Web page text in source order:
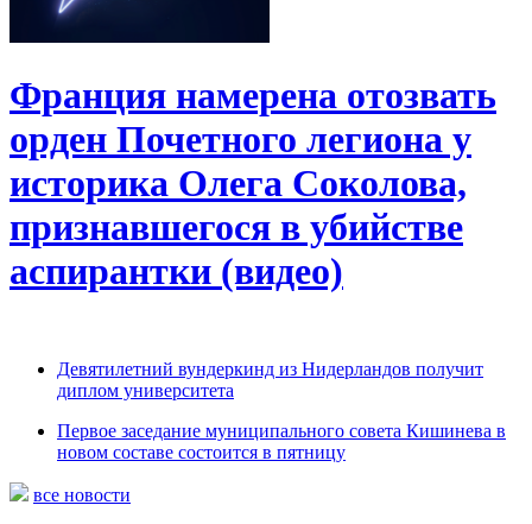
Франция намерена отозвать
орден Почетного легиона у
историка Олега Соколова,
признавшегося в убийстве
аспирантки (видео)
Девятилетний вундеркинд из Нидерландов получит
диплом университета
Первое заседание муниципального совета Кишинева в
новом составе состоится в пятницу
все новости